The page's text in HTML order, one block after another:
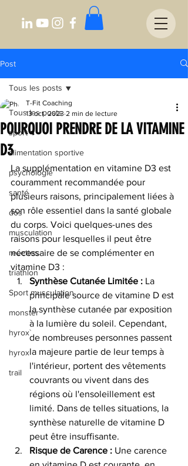
Post
Tous les posts
sport
alimentation sportive
psychologie
santé
dos
musculation
recettes
triathlon
Sport musculation
monster
hyrox`
hyrox
trail
Tous les posts
POURQUOI PRENDRE DE LA VITAMINE
D3
T-Fit Coaching
13 oct. 2023 2 min de lecture
La supplémentation en vitamine D3 est
couramment recommandée pour
plusieurs raisons, principalement liées à
son rôle essentiel dans la santé globale
du corps. Voici quelques-unes des
raisons pour lesquelles il peut être
nécessaire de se complémenter en
vitamine D3 :
Synthèse Cutanée Limitée : La
principale source de vitamine D est
la synthèse cutanée par exposition
à la lumière du soleil. Cependant,
de nombreuses personnes passent
la majeure partie de leur temps à
l'intérieur, portent des vêtements
couvrants ou vivent dans des
régions où l'ensoleillement est
limité. Dans de telles situations, la
synthèse naturelle de vitamine D
peut être insuffisante.
Risque de Carence : Une carence